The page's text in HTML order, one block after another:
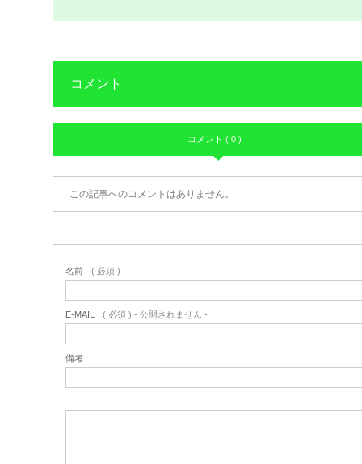
コメント
コメント ( 0 )
この記事へのコメントはありません。
名前 ( 必須 )
E-MAIL ( 必須 ) - 公開されません -
備考